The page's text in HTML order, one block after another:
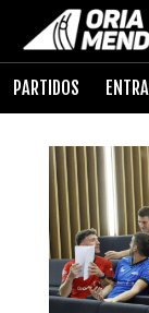
PARTIDOS